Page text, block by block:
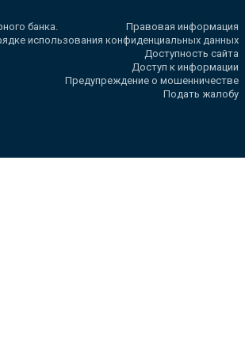
банка.
Правовая информация
использования конфиденциальных данных
Доступность сайта
Доступ к информации
Предупреждение о мошенничестве
Подать жалобу